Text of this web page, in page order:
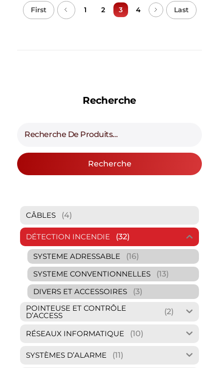
First 1 2 3 4 Last
Recherche
Recherche
CÂBLES (4)
DÉTECTION INCENDIE (32)
SYSTEME ADRESSABLE
(16)
SYSTEME CONVENTIONNELLES
(13)
DIVERS ET ACCESSOIRES
(3)
POINTEUSE ET CONTRÔLE
D’ACCESS (2)
RÉSEAUX INFORMATIQUE (10)
SYSTÈMES D’ALARME (11)